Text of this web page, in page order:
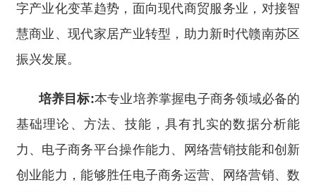
字产业化变革趋势，面向现代商贸服务业，对接智
慧商业、现代家居产业转型，助力新时代赣南苏区
振兴发展。
培养目标:本专业培养掌握电子商务领域必备的
基础理论、方法、技能，具有扎实的数据分析能
力、电子商务平台操作能力、网络营销技能和创新
创业能力，能够胜任电子商务运营、网络营销、数